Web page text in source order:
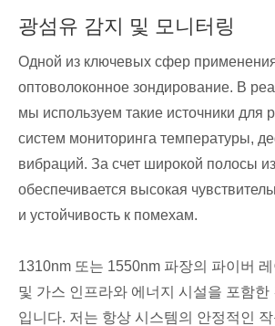
광섬유 감지 및 모니터링
Одной из ключевых сфер
оптоволоконное зондирование. В
мы используем такие источники для
систем мониторинга температуры,
вибраций. За счет широкой полосы
обеспечивается высокая
и устойчивость к помехам.
1310nm 또는 1550nm 파장의 파이버
및 가스 인프라와 에너지 시설을 포함한
입니다. 저는 항상 시스템의 안정적인